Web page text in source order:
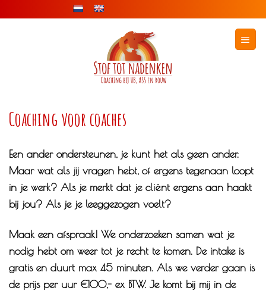
Coaching voor coaches
Een ander ondersteunen, je kunt het als geen ander.
Maar wat als jij vragen hebt, of ergens tegenaan loopt
in je werk? Als je merkt dat je cliënt ergens aan haakt
bij jou? Als je je leeggezogen voelt?
Maak een afspraak! We onderzoeken samen wat je
nodig hebt om weer tot je recht te komen. De intake is
gratis en duurt max 45 minuten. Als we verder gaan is
de prijs per uur €100,- ex BTW. Je komt bij mij in de